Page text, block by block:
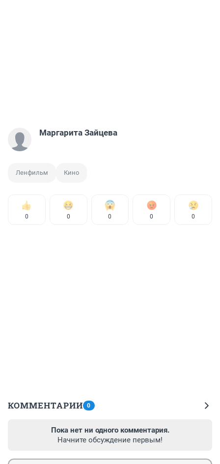
Маргарита Зайцева
Ленфильм Кино
0 0 0 0 0
КОММЕНТАРИИ 0
Пока нет ни одного комментария.
Начните обсуждение первым!